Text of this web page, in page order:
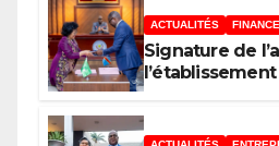
ACTUALITÉS FINANCE
Signature de